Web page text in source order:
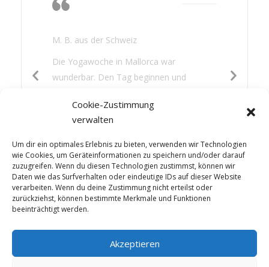
Cookie-Zustimmung
verwalten
Um dir ein optimales Erlebnis zu bieten, verwenden wir Technologien
wie Cookies, um Geräteinformationen zu speichern und/oder darauf
zuzugreifen. Wenn du diesen Technologien zustimmst, können wir
Daten wie das Surfverhalten oder eindeutige IDs auf dieser Website
verarbeiten. Wenn du deine Zustimmung nicht erteilst oder
zurückziehst, können bestimmte Merkmale und Funktionen
beeinträchtigt werden.
Akzeptieren
M. B. aus der Schweiz
Die Yogawoche in Mallorca war
wunderbar. Den Tag beginnen und
Erfahrung. Es hat mir gut getan: die
Wärme, das Nichtstun, lesen, gutes Essen
und etwas Sightseeing – die Mischung war
perfekt.